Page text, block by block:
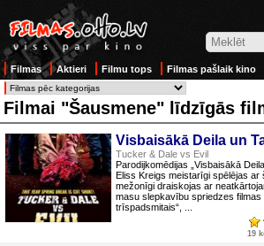
Filmas Aktieri Filmu tops Filmas pašlaik kino
Filmai "Šausmene" līdzīgās
Visbaisākā Deila un
Tucker & Dale vs Evil
Parodijkomēdijas „Visbaisākā
Eliss Kreigs meistarīgi spēlējas ar
mežonīgi draiskojas ar
masu slepkavību spriedzes filmas
trīspadsmitais“, ...
19